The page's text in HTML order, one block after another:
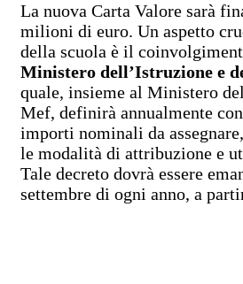
La nuova Carta Valore sarà
milioni di euro. Un aspetto
della scuola è il
Ministero dell’Istruzione e
quale, insieme al Ministero
Mef, definirà annualmente
importi nominali da
le modalità di attribuzione e
Tale decreto dovrà essere
settembre di ogni anno, a